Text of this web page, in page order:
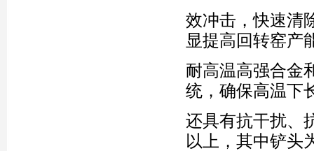
效冲击，快速清
显提高回转窑产
耐高温高强合金
统，确保高温下
还具有抗干扰、
以上，其中铲头